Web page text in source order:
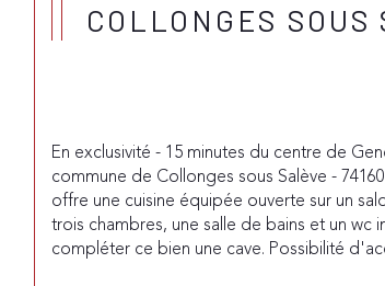
COLLONGES
En exclusivité - 15 minutes du centre de
commune de Collonges sous Salève -
offre une cuisine équipée ouverte sur un
trois chambres, une salle de bains et un
compléter ce bien une cave. Possibilité